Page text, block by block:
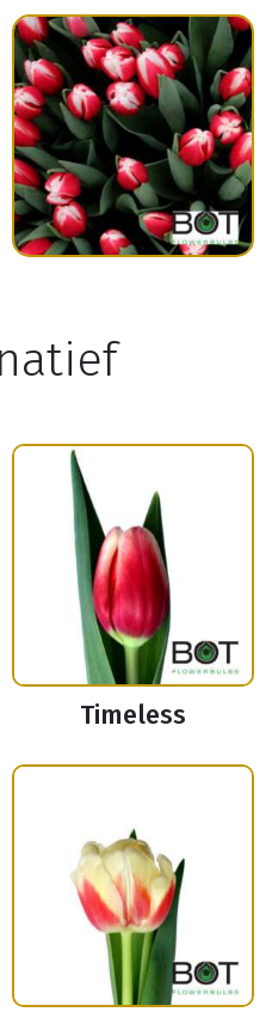
Timeless